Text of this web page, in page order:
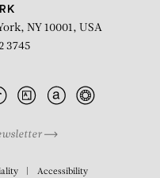
NY 10001, USA
3745
Accessibility